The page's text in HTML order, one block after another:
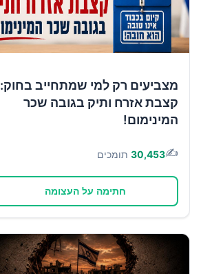
מצביעים רק למי שמתחייב בחוק:
קצבת אזרח ותיק בגובה שכר
המינימום!
✍️
30,453 תומכים
חתימה על העצומה